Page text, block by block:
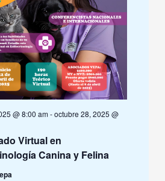
Virtual en
Canina y Felina
@ 8:00 am-octubre 28, 2025 @